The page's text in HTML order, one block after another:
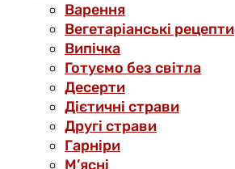
Варення
Вегетаріанські рецепти
Випічка
Готуємо без світла
Десерти
Дієтичні страви
Другі страви
Гарніри
М’ясні